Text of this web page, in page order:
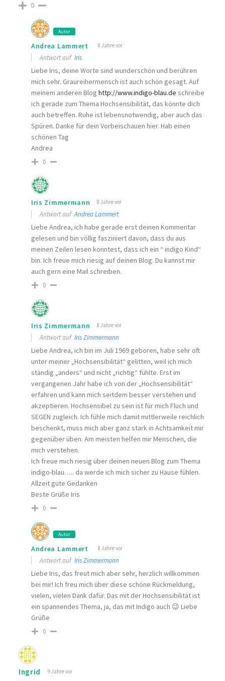
0
Autor
Andrea Lammert 8 Jahre vor
Antwort auf Iris
Liebe Iris, deine Worte sind wunderschön und berühren
mich sehr. Graureihermensch ist auch schön gesagt. Auf
meinem anderen Blog http://www.indigo-blau.de schreibe
ich gerade zum Thema Hochsensibilität, das könnte dich
auch betreffen. Ruhe ist lebensnotwendig, aber auch das
Spüren. Danke für dein Vorbeischauen hier. Hab einen
schönen Tag
Andrea
0
Iris Zimmermann 8 Jahre vor
Antwort aufAndrea Lammert
Liebe Andrea, ich habe gerade erst deinen Kommentar
gelesen und bin völlig fasziniert davon, dass du aus
meinen Zeilen lesen konntest, dass ich ein “ indigo Kind“
bin. Ich freue mich riesig auf deinen Blog. Du kannst mir
auch gern eine Mail schreiben.
0
Iris Zimmermann 8 Jahre vor
Antwort auf Iris Zimmermann
Liebe Andrea, ich bin im Juli 1969 geboren, habe sehr oft
unter meiner „Hochsensibilität“ gelitten, weil ich mich
ständig „anders“ und nicht „richtig“ fühlte. Erst im
vergangenen Jahr habe ich von der „Hochsensibilität“
erfahren und kann mich seitdem besser verstehen und
akzeptieren. Hochsensibel zu sein ist für mich Fluch und
SEGEN zugleich. Ich fühle mich damit mittlerweile reichlich
beschenkt, muss mich aber ganz stark in Achtsamkeit mir
gegenüber üben. Am meisten helfen mir Menschen, die
mich verstehen.
Ich freue mich riesig über deinen neuen Blog zum Thema
indigo-blau….. da werde ich mich sicher zu Hause fühlen.
Allzeit gute Gedanken
Beste Grüße Iris
0
Autor
Andrea Lammert 8 Jahre vor
Antwort auf Iris Zimmermann
Liebe Iris, das freut mich aber sehr, herzlich willkommen
bei mir! Ich freu mich über diese schöne Rückmeldung,
vielen, vielen Dank dafür. Das mit der Hochsensibilität ist
ein spannendes Thema, ja, das mit Indigo auch 😉 Liebe
Grüße
0
Ingrid 9 Jahre vor